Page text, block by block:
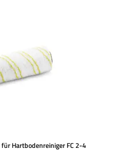
Hartbodenreiniger FC 2-4